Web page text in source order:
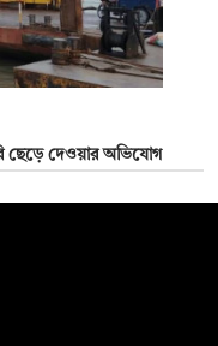
ছেড়ে দেওয়ার অভিযোগ